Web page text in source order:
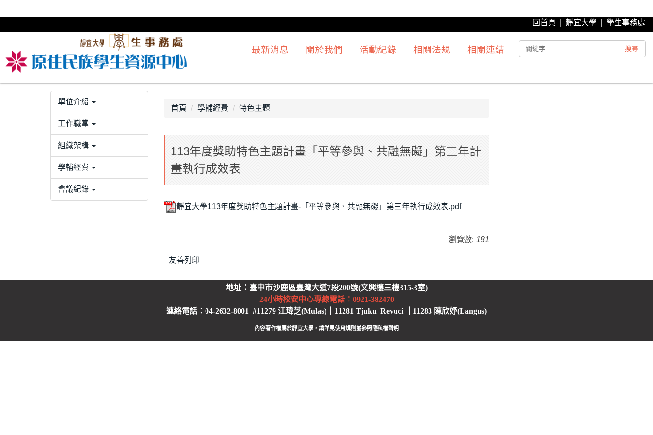
到
主
容
回首頁 靜宜大學 學生事務處
最新消息 關於我們 活動紀錄 相關法規 相關連結 搜尋
單位介紹
工作職掌
組織架構
學輔經費
會議紀錄
首頁 學輔經費 特色主題
113年度獎助特色主題計畫「平等參與、共融無礙」第三年計
畫執行成效表
靜宜大學113年度獎助特色主題計畫-「平等參與、共融無礙」第三年執行成效表.pdf
瀏覽數: 181
友善列印
地址：臺中市沙鹿區臺灣大道7段200號(文興樓三樓315-3室)
24小時校安中心專線電話：0921-382470
連絡電話：04-2632-8001 #11279 江瑋芝(Mulas)｜11281 Tjuku Revuci ｜11283 陳欣妤(Langus)
內容著作權屬於靜宜大學，請詳見使用規則並參照隱私權聲明